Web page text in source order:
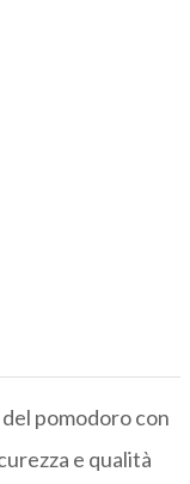
pomodoro con
e qualità